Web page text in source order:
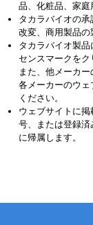
ユーザーズボイ
動画ライブラリ
Q&A
品、化粧品、家庭
タカラバイオの
改変、商用製品の
タカラバイオ製
センスマークをク
また、他メーカ
各メーカーのウ
ください。
ウェブサイトに
号、または登録
に帰属します。